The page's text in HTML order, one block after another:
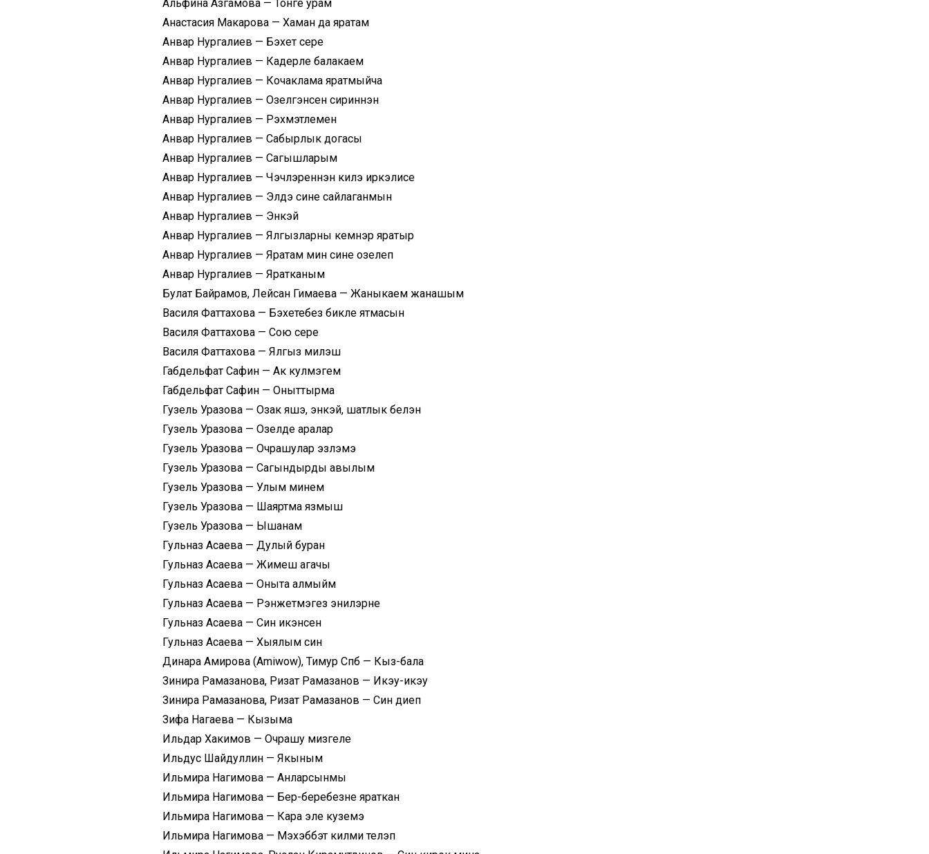
Альфина Азгамова — Тонге урам
Анастасия Макарова — Хаман да яратам
Анвар Нургалиев — Бэхет сере
Анвар Нургалиев — Кадерле балакаем
Анвар Нургалиев — Кочаклама яратмыйча
Анвар Нургалиев — Озелгэнсен сириннэн
Анвар Нургалиев — Рэхмэтлемен
Анвар Нургалиев — Сабырлык догасы
Анвар Нургалиев — Сагышларым
Анвар Нургалиев — Чэчлэреннэн килэ иркэлисе
Анвар Нургалиев — Элдэ сине сайлаганмын
Анвар Нургалиев — Энкэй
Анвар Нургалиев — Ялгызларны кемнэр яратыр
Анвар Нургалиев — Яратам мин сине озелеп
Анвар Нургалиев — Яратканым
Булат Байрамов, Лейсан Гимаева — Жаныкаем жанашым
Василя Фаттахова — Бэхетебез бикле ятмасын
Василя Фаттахова — Сою сере
Василя Фаттахова — Ялгыз милэш
Габдельфат Сафин — Ак кулмэгем
Габдельфат Сафин — Оныттырма
Гузель Уразова — Озак яшэ, энкэй, шатлык белэн
Гузель Уразова — Озелде аралар
Гузель Уразова — Очрашулар эзлэмэ
Гузель Уразова — Сагындырды авылым
Гузель Уразова — Улым минем
Гузель Уразова — Шаяртма язмыш
Гузель Уразова — Ышанам
Гульназ Асаева — Дулый буран
Гульназ Асаева — Жимеш агачы
Гульназ Асаева — Оныта алмыйм
Гульназ Асаева — Рэнжетмэгез энилэрне
Гульназ Асаева — Син икэнсен
Гульназ Асаева — Хыялым син
Динара Амирова (Amiwow), Тимур Спб — Кыз-бала
Зинира Рамазанова, Ризат Рамазанов — Икэу-икэу
Зинира Рамазанова, Ризат Рамазанов — Син диеп
Зифа Нагаева — Кызыма
Ильдар Хакимов — Очрашу мизгеле
Ильдус Шайдуллин — Якыным
Ильмира Нагимова — Анларсынмы
Ильмира Нагимова — Бер-беребезне яраткан
Ильмира Нагимова — Кара эле куземэ
Ильмира Нагимова — Мэхэббэт килми телэп